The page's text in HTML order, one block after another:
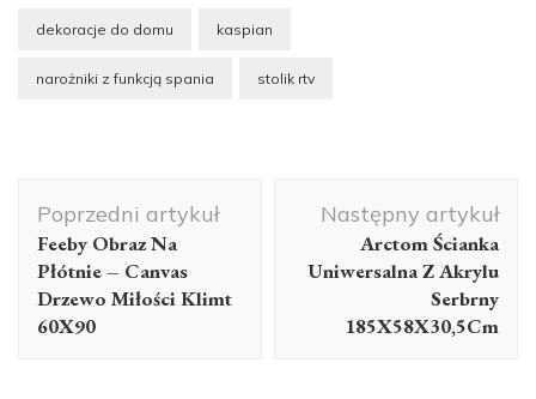
dekoracje do domu kaspian
narożniki z funkcją spania stolik rtv
wpisu
Poprzedni artykuł
Feeby Obraz Na
Płótnie – Canvas
Drzewo Miłości Klimt
60X90
Następny artykuł
Arctom Ścianka
Uniwersalna Z Akrylu
Serbrny
185X58X30,5Cm